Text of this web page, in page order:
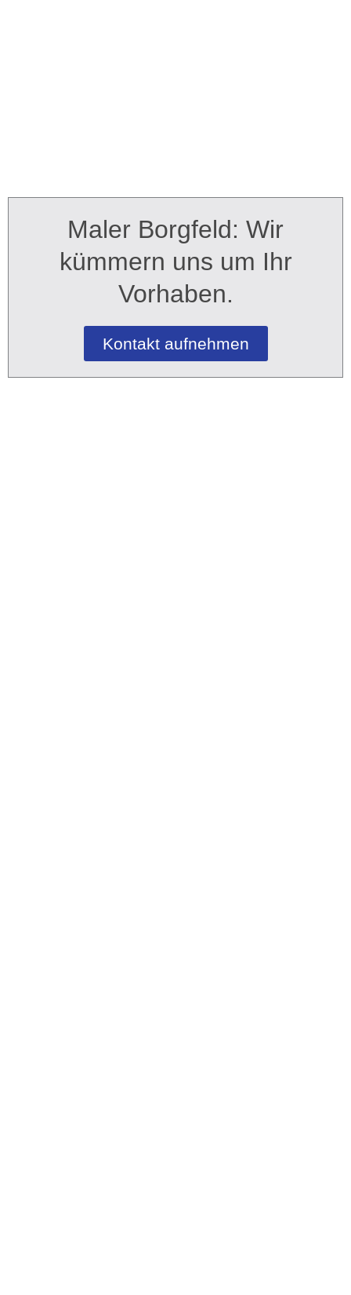
Maler Borgfeld: Wir
kümmern uns um Ihr
Vorhaben.
Kontakt aufnehmen